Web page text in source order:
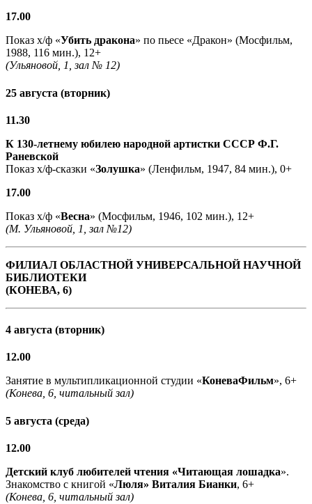
17.00
Показ х/ф «Убить дракона» по пьесе «Дракон» (Мосфильм,
1988, 116 мин.), 12+
(Ульяновой, 1, зал № 12)
25 августа (вторник)
11.30
К 130-летнему юбилею народной артистки СССР Ф.Г.
Раневской
Показ х/ф-сказки «Золушка» (Ленфильм, 1947, 84 мин.), 0+
17.00
Показ х/ф «Весна» (Мосфильм, 1946, 102 мин.), 12+
(М. Ульяновой, 1, зал №12)
ФИЛИАЛ ОБЛАСТНОЙ УНИВЕРСАЛЬНОЙ НАУЧНОЙ
БИБЛИОТЕКИ
(КОНЕВА, 6)
4 августа (вторник)
12.00
Занятие в мультипликационной студии «КоневаФильм», 6+
(Конева, 6, читальный зал)
5 августа (среда)
12.00
Детский клуб любителей чтения «Читающая лошадка».
Знакомство с книгой «Люля» Виталия Бианки, 6+
(Конева, 6, читальный зал)